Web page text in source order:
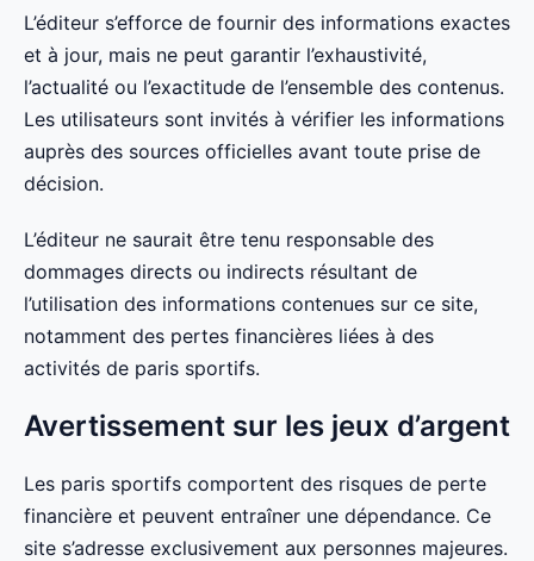
L’éditeur s’efforce de fournir des informations exactes
et à jour, mais ne peut garantir l’exhaustivité,
l’actualité ou l’exactitude de l’ensemble des contenus.
Les utilisateurs sont invités à vérifier les informations
auprès des sources officielles avant toute prise de
décision.
L’éditeur ne saurait être tenu responsable des
dommages directs ou indirects résultant de
l’utilisation des informations contenues sur ce site,
notamment des pertes financières liées à des
activités de paris sportifs.
Avertissement sur les jeux d’argent
Les paris sportifs comportent des risques de perte
financière et peuvent entraîner une dépendance. Ce
site s’adresse exclusivement aux personnes majeures.